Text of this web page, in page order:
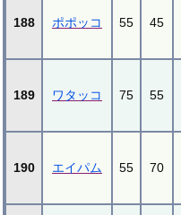
188 ポポッコ 55 45
189 ワタッコ 75 55
190 エイパム 55 70